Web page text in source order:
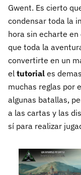
Gwent. Es cierto
condensar toda la
hora sin echarte en
que toda la
convertirte en un
el tutorial es
muchas reglas por
algunas batallas,
a las cartas y las
sí para realizar